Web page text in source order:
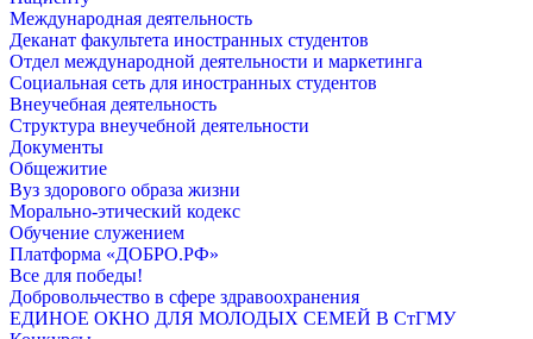
Международная деятельность
Деканат факультета иностранных студентов
Отдел международной деятельности и маркетинга
Социальная сеть для иностранных студентов
Внеучебная деятельность
Структура внеучебной деятельности
Документы
Общежитие
Вуз здорового образа жизни
Морально-этический кодекс
Обучение служением
Платформа «ДОБРО.РФ»
Все для победы!
Добровольчество в сфере здравоохранения
ЕДИНОЕ ОКНО ДЛЯ МОЛОДЫХ СЕМЕЙ В СтГМУ